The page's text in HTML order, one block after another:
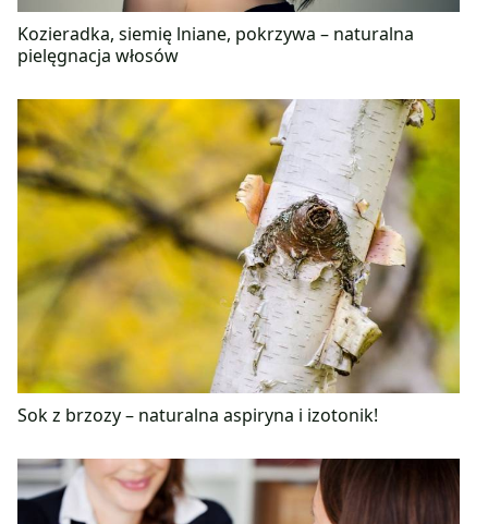
Kozieradka, siemię lniane, pokrzywa – naturalna
pielęgnacja włosów
Sok z brzozy – naturalna aspiryna i izotonik!